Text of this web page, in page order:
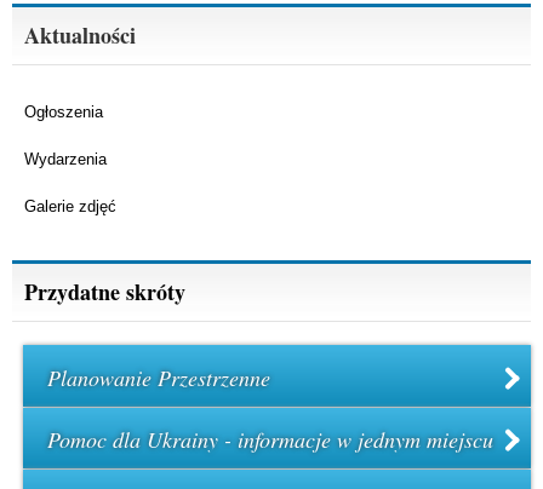
Aktualności
Ogłoszenia
Wydarzenia
Galerie zdjęć
Przydatne skróty
Planowanie Przestrzenne
Pomoc dla Ukrainy - informacje w jednym miejscu